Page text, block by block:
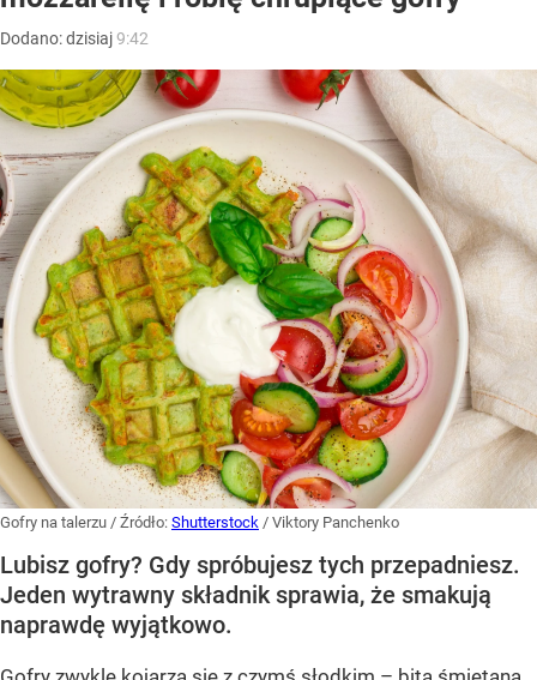
Dodano:dzisiaj9:42
Gofry na talerzu / Źródło: Shutterstock / Viktory Panchenko
Lubisz gofry? Gdy spróbujesz tych przepadniesz.
Jeden wytrawny składnik sprawia, że smakują
naprawdę wyjątkowo.